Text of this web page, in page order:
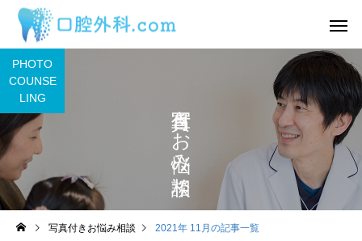
サービスサンプル4 サービスサ
舌 舌
写真付きお悩み相談
PHOTO
COUNSE
LING
写真付きお悩み相談 2021年 11月の記事一覧